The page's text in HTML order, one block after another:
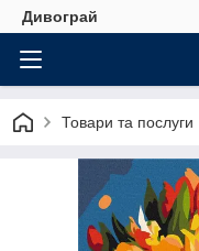
Дивограй
Товари та послуги